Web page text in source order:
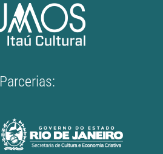
Parcerias: